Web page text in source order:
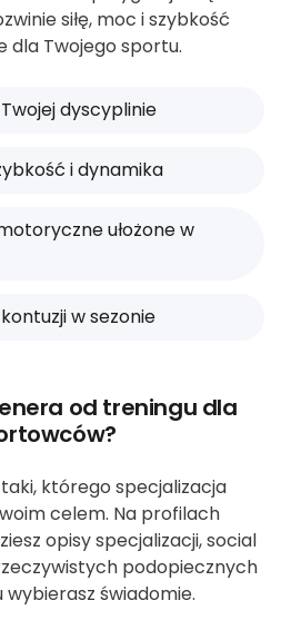
siłę, moc i szybkość
dla Twojego sportu.
dyscyplinie
i dynamika
ułożone w
w sezonie
od treningu dla
którego specjalizacja
celem. Na profilach
opisy specjalizacji, social
podopiecznych
świadomie.